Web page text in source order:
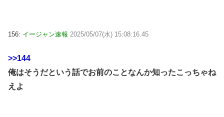
156: イージャン速報 2025/05/07(水) 15:08:16.45
>>144
俺はそうだという話でお前のことなんか知ったこっちゃね
えよ